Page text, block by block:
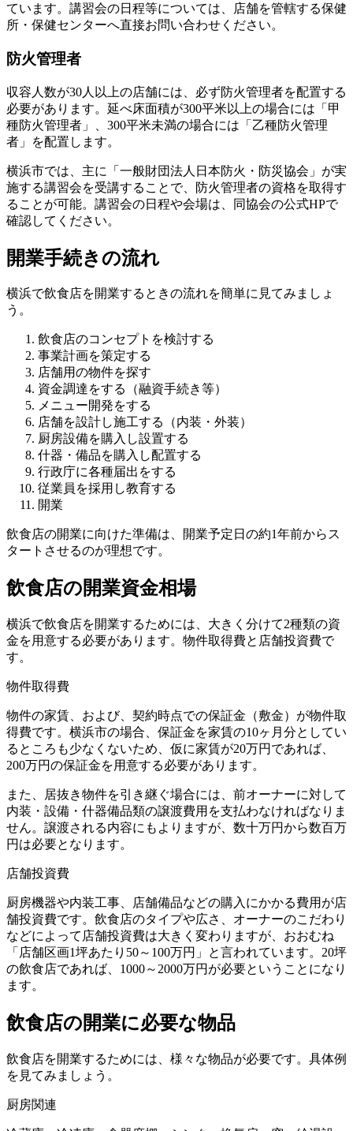
ています。講習会の日程等については、店舗を管轄する保健
所・保健センターへ直接お問い合わせください。
防火管理者
収容人数が30人以上の店舗には、必ず防火管理者を配置する
必要があります。延べ床面積が300平米以上の場合には「甲
種防火管理者」、300平米未満の場合には「乙種防火管理
者」を配置します。
横浜市では、主に「一般財団法人日本防火・防災協会」が実
施する講習会を受講することで、防火管理者の資格を取得す
ることが可能。講習会の日程や会場は、同協会の公式HPで
確認してください。
開業手続きの流れ
横浜で飲食店を開業するときの流れを簡単に見てみましょ
う。
飲食店のコンセプトを検討する
事業計画を策定する
店舗用の物件を探す
資金調達をする（融資手続き等）
メニュー開発をする
店舗を設計し施工する（内装・外装）
厨房設備を購入し設置する
什器・備品を購入し配置する
行政庁に各種届出をする
従業員を採用し教育する
開業
飲食店の開業に向けた準備は、開業予定日の約1年前からス
タートさせるのが理想です。
飲食店の開業資金相場
横浜で飲食店を開業するためには、大きく分けて2種類の資
金を用意する必要があります。物件取得費と店舗投資費で
す。
物件取得費
物件の家賃、および、契約時点での保証金（敷金）が物件取
得費です。横浜市の場合、保証金を家賃の10ヶ月分としてい
るところも少なくないため、仮に家賃が20万円であれば、
200万円の保証金を用意する必要があります。
また、居抜き物件を引き継ぐ場合には、前オーナーに対して
内装・設備・什器備品類の譲渡費用を支払わなければなりま
せん。譲渡される内容にもよりますが、数十万円から数百万
円は必要となります。
店舗投資費
厨房機器や内装工事、店舗備品などの購入にかかる費用が店
舗投資費です。飲食店のタイプや広さ、オーナーのこだわり
などによって店舗投資費は大きく変わりますが、おおむね
「店舗区画1坪あたり50～100万円」と言われています。20坪
の飲食店であれば、1000～2000万円が必要ということになり
ます。
飲食店の開業に必要な物品
飲食店を開業するためには、様々な物品が必要です。具体例
を見てみましょう。
厨房関連